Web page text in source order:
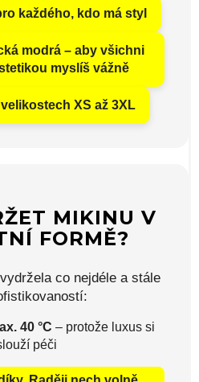
každého, kdo má styl
modrá – aby všichni
myslíš vážně
XS až 3XL
MIKINU V
FORMĚ?
co nejdéle a stále
40 °C – protože luxus si
péči